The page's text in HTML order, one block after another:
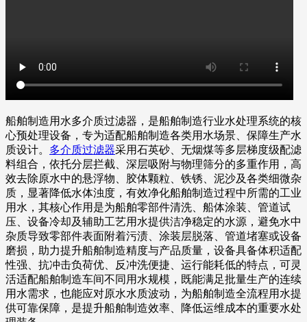
船舶制造用水多介质过滤器，是船舶制造行业水处理系统的核
心预处理设备，专为适配船舶制造各类用水场景、保障生产水
质设计。 多介质过滤器采用石英砂、无烟煤等多层梯度级配滤
料组合，依托分层拦截、深层吸附与物理筛分的多重作用，高
效去除原水中的悬浮物、胶体颗粒、铁锈、泥沙及各类细微杂
质，显著降低水体浊度，有效净化船舶制造过程中所需的工业
用水，其核心作用是为船舶零部件清洗、船体涂装、管道试
压、设备冷却及辅助工艺用水提供洁净稳定的水源，避免水中
杂质导致零部件表面附着污渍、涂装层脱落、管道堵塞或设备
磨损，助力提升船舶制造精度与产品质量，设备具备体积适配
性强、抗冲击负荷优、反冲洗便捷、运行能耗低的特点，可灵
活适配船舶制造车间不同用水规模，既能满足批量生产的连续
用水需求，也能应对原水水质波动，为船舶制造全流程用水提
供可靠保障，是提升船舶制造效率、降低运维成本的重要水处